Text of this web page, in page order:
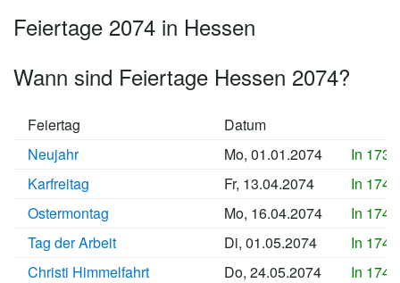
Feiertage 2074 in Hessen
Wann sind Feiertage Hessen 2074?
Feiertag
Datum
Neujahr
Mo, 01.01.2074
In
Karfreitag
Fr, 13.04.2074
In
Ostermontag
Mo, 16.04.2074
In
Tag der Arbeit
Di, 01.05.2074
In
Christi Himmelfahrt
Do, 24.05.2074
In